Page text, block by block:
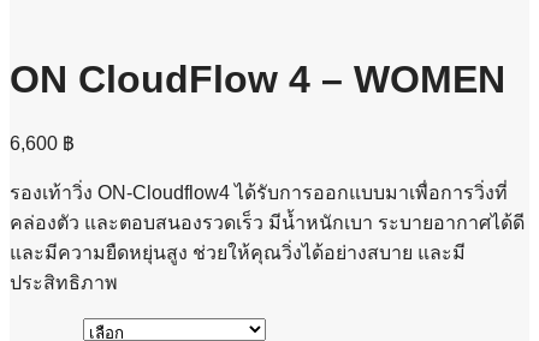
ON CloudFlow 4 – WOMEN
6,600 ฿
รองเท้าวิ่ง ON-Cloudflow4 ได้รับการออกแบบมาเพื่อการวิ่งที่
คล่องตัว และตอบสนองรวดเร็ว มีน้ำหนักเบา ระบายอากาศได้ดี
และมีความยืดหยุ่นสูง ช่วยให้คุณวิ่งได้อย่างสบาย และมี
ประสิทธิภาพ